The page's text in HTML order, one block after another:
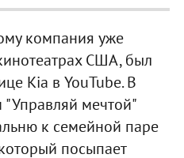
компания уже
США, был
Kia в YouTube. В
мечтой"
к семейной паре
посыпает